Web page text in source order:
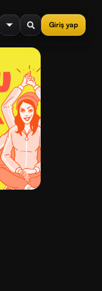
Giriş yap